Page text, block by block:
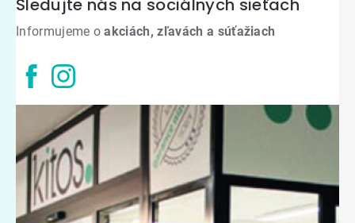
Sledujte nás na sociálnych sieťach
Informujeme oakciách, zľavách a súťažiach